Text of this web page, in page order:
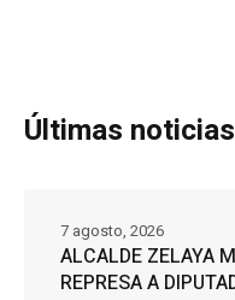
Últimas noticias
ALCALDE ZELAYA
REPRESA A
7 agosto, 2026